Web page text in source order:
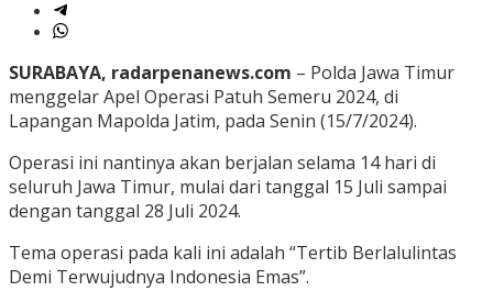
SURABAYA, radarpenanews.com – Polda Jawa Timur
menggelar Apel Operasi Patuh Semeru 2024, di
Lapangan Mapolda Jatim, pada Senin (15/7/2024).
Operasi ini nantinya akan berjalan selama 14 hari di
seluruh Jawa Timur, mulai dari tanggal 15 Juli sampai
dengan tanggal 28 Juli 2024.
Tema operasi pada kali ini adalah “Tertib Berlalulintas
Demi Terwujudnya Indonesia Emas”.